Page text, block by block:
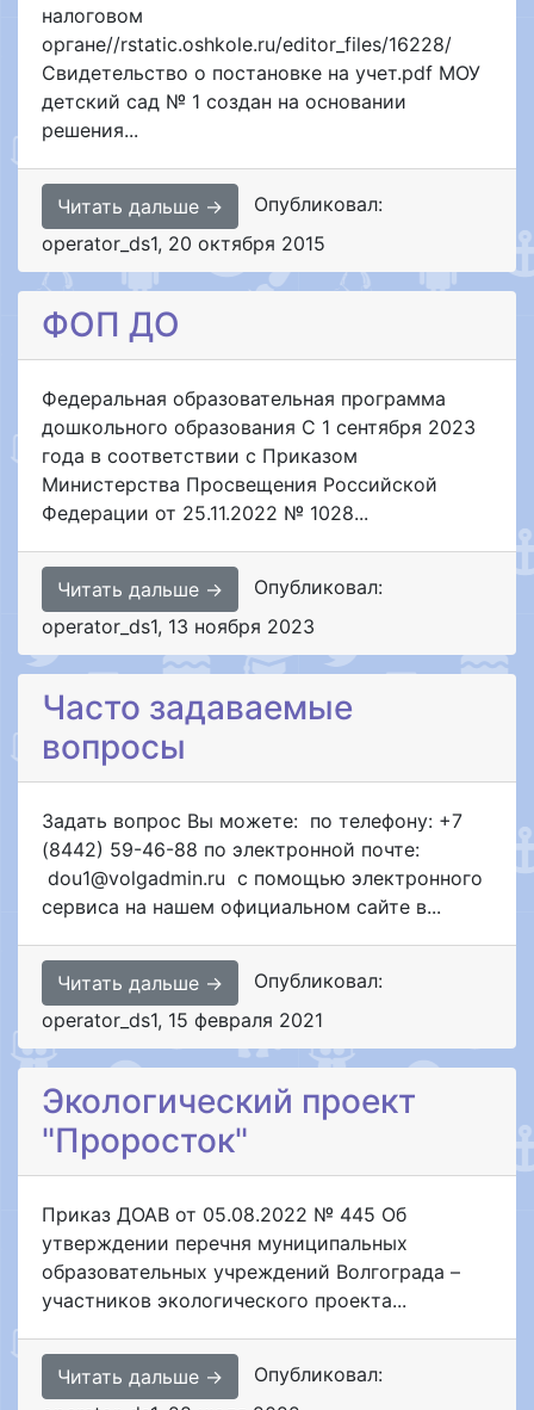
налоговом
органе//rstatic.oshkole.ru/editor_files/16228/
Свидетельство о постановке на учет.pdf МОУ
детский сад № 1 создан на основании
решения...
Читать дальше →
Опубликовал:
operator_ds1, 20 октября 2015
ФОП ДО
Федеральная образовательная программа
дошкольного образования С 1 сентября 2023
года в соответствии с Приказом
Министерства Просвещения Российской
Федерации от 25.11.2022 № 1028...
Читать дальше →
Опубликовал:
operator_ds1, 13 ноября 2023
Часто задаваемые
вопросы
Задать вопрос Вы можете: по телефону: +7
(8442) 59-46-88 по электронной почте:
dou1@volgadmin.ru с помощью электронного
сервиса на нашем официальном сайте в...
Читать дальше →
Опубликовал:
operator_ds1, 15 февраля 2021
Экологический проект
"Проросток"
Приказ ДОАВ от 05.08.2022 № 445 Об
утверждении перечня муниципальных
образовательных учреждений Волгограда –
участников экологического проекта...
Читать дальше →
Опубликовал: